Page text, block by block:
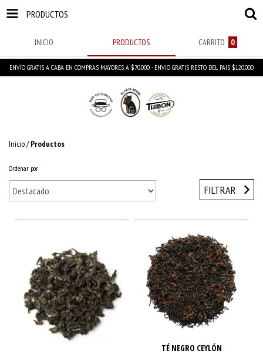
PRODUCTOS
INICIO PRODUCTOS CARRITO 0
ENVÍO GRATIS A CABA EN COMPRAS MAYORES A $70.000 - ENVIO GRATIS RESTO DEL PAIS $120.000
Inicio/ Productos
Ordenar por
FILTRAR
TÉ NEGRO CEYLÓN